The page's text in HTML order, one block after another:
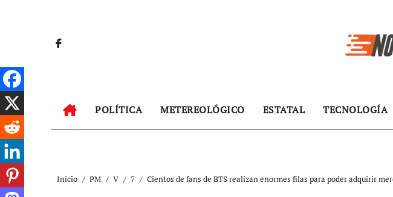
POLÍTICA METEREOLÓGICO ESTATAL TECNOLOGÍA
Inicio PM V 7 Cientos de fans de BTS realizan enormes filas para poder adquirir